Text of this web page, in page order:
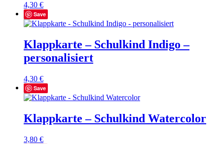
4,30 €
Save
Klappkarte – Schulkind Indigo –
personalisiert
4,30 €
Save
Klappkarte – Schulkind Watercolor
3,80 €